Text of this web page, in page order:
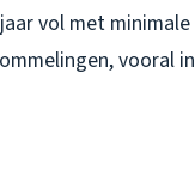
vol met minimale
vooral in